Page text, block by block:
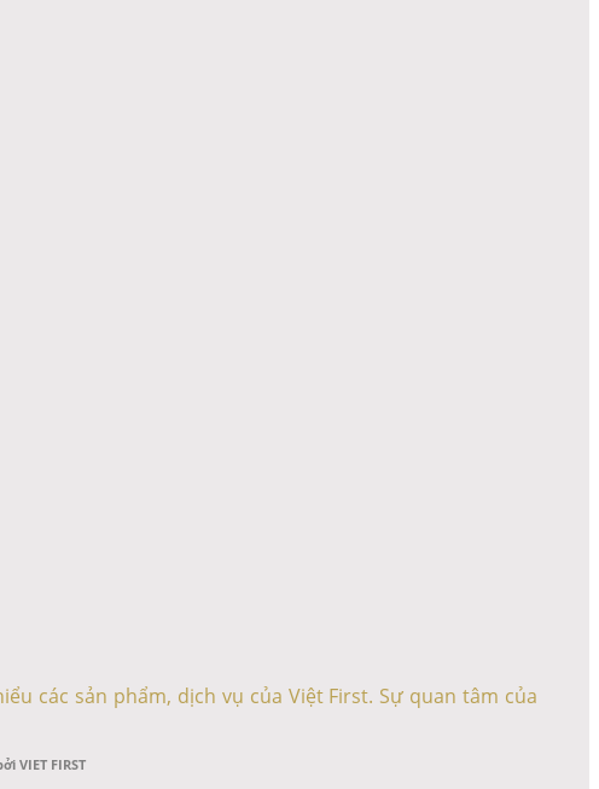
các sản phẩm, dịch vụ của Việt First. Sự quan tâm của
VIET FIRST